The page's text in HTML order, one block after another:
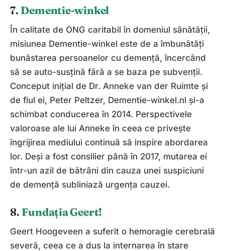
7. Dementie-winkel
În calitate de ONG caritabil în domeniul sănătății,
misiunea Dementie-winkel este de a îmbunătăți
bunăstarea persoanelor cu demență, încercând
să se auto-susțină fără a se baza pe subvenții.
Conceput inițial de Dr. Anneke van der Ruimte și
de fiul ei, Peter Peltzer, Dementie-winkel.nl și-a
schimbat conducerea în 2014. Perspectivele
valoroase ale lui Anneke în ceea ce privește
îngrijirea mediului continuă să inspire abordarea
lor. Deși a fost consilier până în 2017, mutarea ei
într-un azil de bătrâni din cauza unei suspiciuni
de demență subliniază urgența cauzei.
8. Fundația Geert!
Geert Hoogeveen a suferit o hemoragie cerebrală
severă, ceea ce a dus la internarea în stare